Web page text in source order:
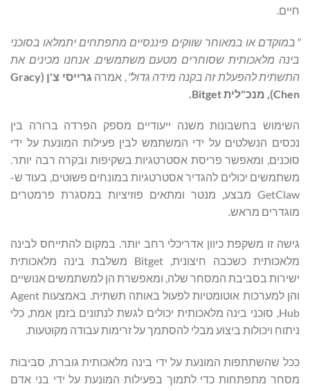
חיים.
"במוקדם או במאוחר שווקים פיננסיים מתפתחים יתמלאו בסוכני
בינה מלאכותית שסוחרים מטעם משתמשים. אנחנו מכינים את
התשתית להפעלת זה בקנה מידה גדול" , אמרה גרייסי צ'ן (Gracy
Chen), מנכ"ליתBitget
השימוש בחשבונות משנה ייעודיים מספק הפרדה ברורה בין
נכסים הנשלטים על ידי המשתמש לבין פעילות המונעת על ידי
סוכנים, ומאפשר פריסת אסטרטגיות בשקיפות ובקרה רבה יותר.
משתמשים יכולים להגדיר אסטרטגיות במונחים פשוטים, בעוד ש-
GetClaw מבצע, מנטר ומתאים פוזיציות במסגרת פרמטרים
מוגדרים מראש.
גישה זו משקפת כיוון אדריכלי רחב יותר. במקום להתייחס לבינה
מלאכותית כשכבה חיצונית, Bitget משלבת בינה מלאכותית
ישירות בסביבת המסחר שלה, ומאפשרת הן למשתמשים אנושיים
והן למערכות אוטומטיות לפעול באותה תשתית. באמצעות Agent
Hub, סוכני בינה מלאכותית יכולים לגשת לנתונים בזמן אמת, כלי
ניתוח ויכולות ביצוע מבלי להסתמך על זרימות עבודה מקוטעות.
ככל שהשתתפות המונעת על ידי בינה מלאכותית גוברת, סביבות
מסחר מתפתחות כדי לתמוך בפעילות המונעת על ידי בני אדם